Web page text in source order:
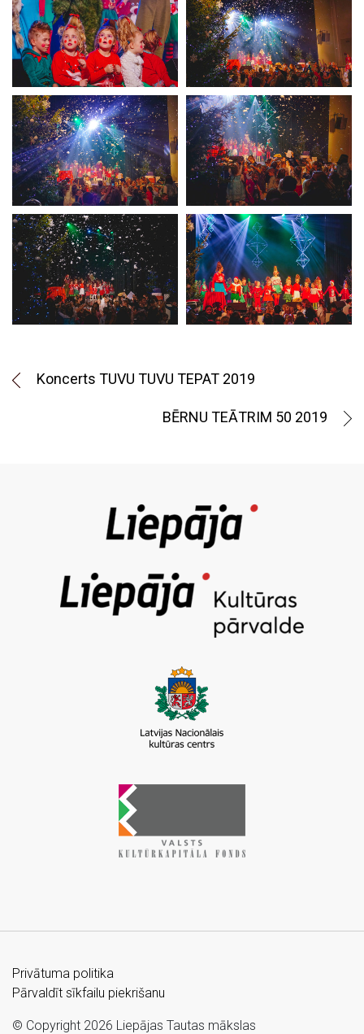
Koncerts TUVU TUVU TEPAT 2019
BĒRNU TEĀTRIM 50 2019
Privātuma politika
Pārvaldīt sīkfailu piekrišanu
© Copyright 2026 Liepājas Tautas mākslas